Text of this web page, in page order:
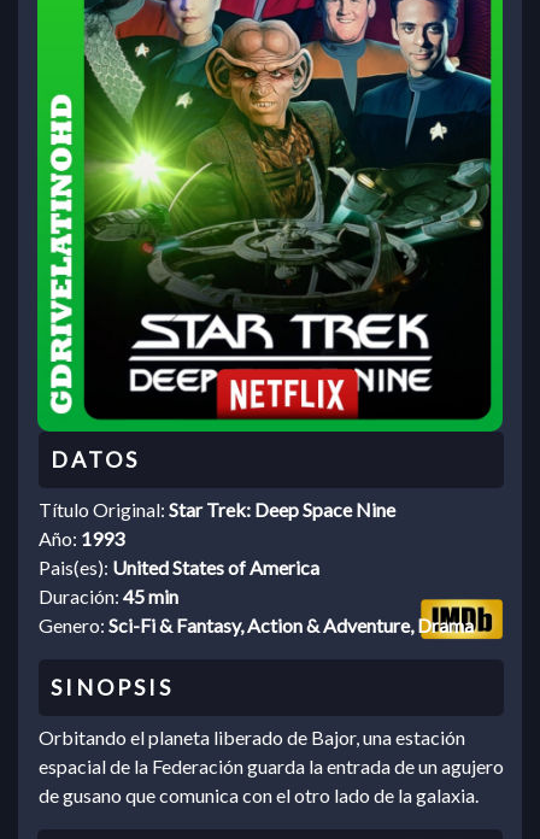
Título Original: Star Trek: Deep Space Nine
Año: 1993
Pais(es): United States of America
Duración: 45 min
Genero: Sci-Fi & Fantasy, Action & Adventure, Drama
Orbitando el planeta liberado de Bajor, una estación
espacial de la Federación guarda la entrada de un agujero
de gusano que comunica con el otro lado de la galaxia.